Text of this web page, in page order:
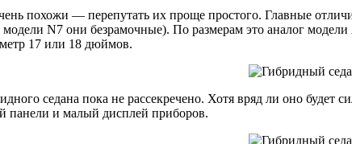
похожи — перепутать их проще простого. Главные
модели N7 они безрамочные). По размерам это аналог
17 или 18 дюймов.
седана пока не рассекречено. Хотя вряд ли оно
панели и малый дисплей приборов.